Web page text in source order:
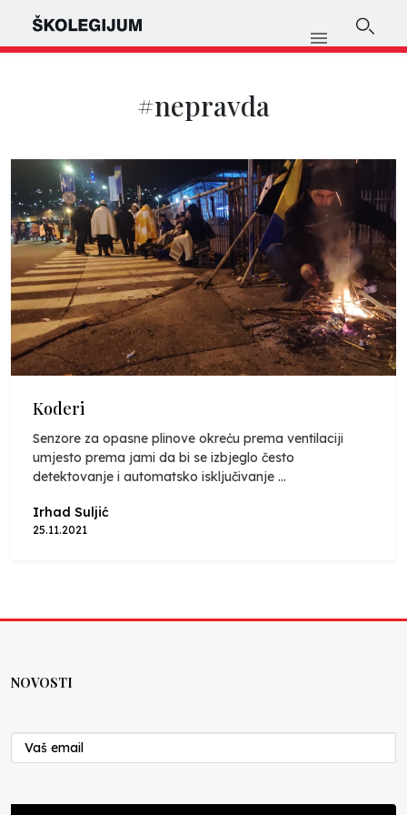
#nepravda
Koderi
Senzore za opasne plinove okreću prema ventilaciji
umjesto prema jami da bi se izbjeglo često
detektovanje i automatsko isključivanje ...
Irhad Suljić
25.11.2021
NOVOSTI